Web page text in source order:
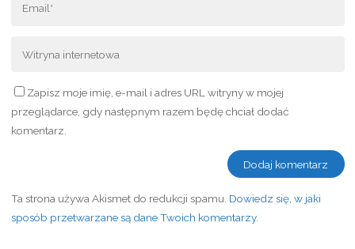
Zapisz moje imię, e-mail i adres URL witryny w mojej
przeglądarce, gdy następnym razem będę chciał dodać
komentarz.
Ta strona używa Akismet do redukcji spamu. Dowiedz się, w jaki
sposób przetwarzane są dane Twoich komentarzy.